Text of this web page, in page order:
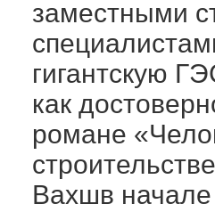
заместными
гигантскую
как
романе
Вахшв начале